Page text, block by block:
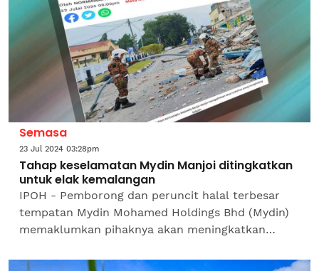
Semasa
23 Jul 2024 03:28pm
Tahap keselamatan Mydin Manjoi ditingkatkan
untuk elak kemalangan
IPOH - Pemborong dan peruncit halal terbesar
tempatan Mydin Mohamed Holdings Bhd (Mydin)
memaklumkan pihaknya akan meningkatkan
Mydin Manjoi yang sedang...